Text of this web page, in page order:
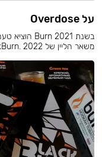
על Overdose
משאר הליין של BlackBurn. 2022 החברה מוציאה ליין שלם של טעמים